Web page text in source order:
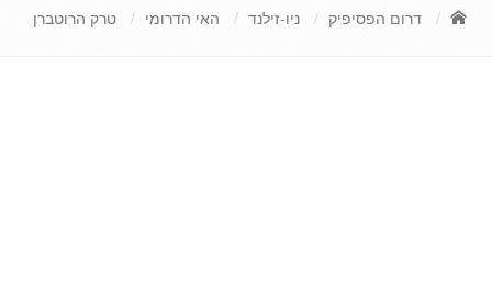
דרום הפסיפיק ניו-זילנד האי הדרומי טרק הרוטברן